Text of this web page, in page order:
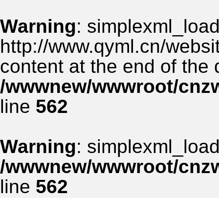
Warning:
http://www.qyml.cn/
content at the end of the
/wwwnew/wwwroot/
line 562
Warning:
/wwwnew/wwwroot/
line 562